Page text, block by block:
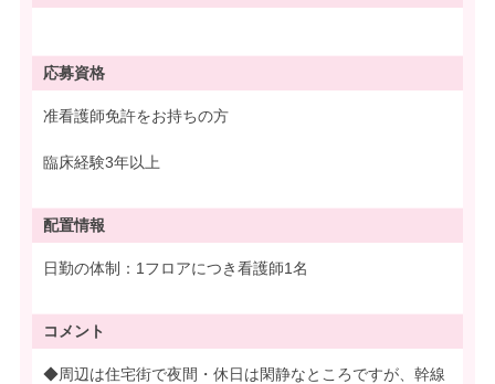
応募資格
准看護師免許をお持ちの方
臨床経験3年以上
配置情報
日勤の体制：1フロアにつき看護師1名
コメント
◆周辺は住宅街で夜間・休日は閑静なところですが、幹線